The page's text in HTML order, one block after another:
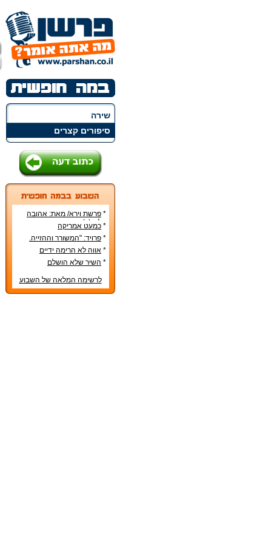
שירה
סיפורים קצרים
* פרשת וירא/ מאת: אהובה
קליין (c)
* כמעט אמריקה
* פרויד: "המשורר וההזייה.
מעשה היצירה בראי
הפסיכואנליזה".
* אווה לא הרימה ידיים
* השיר שלא הושלם
לרשימה המלאה של השבוע